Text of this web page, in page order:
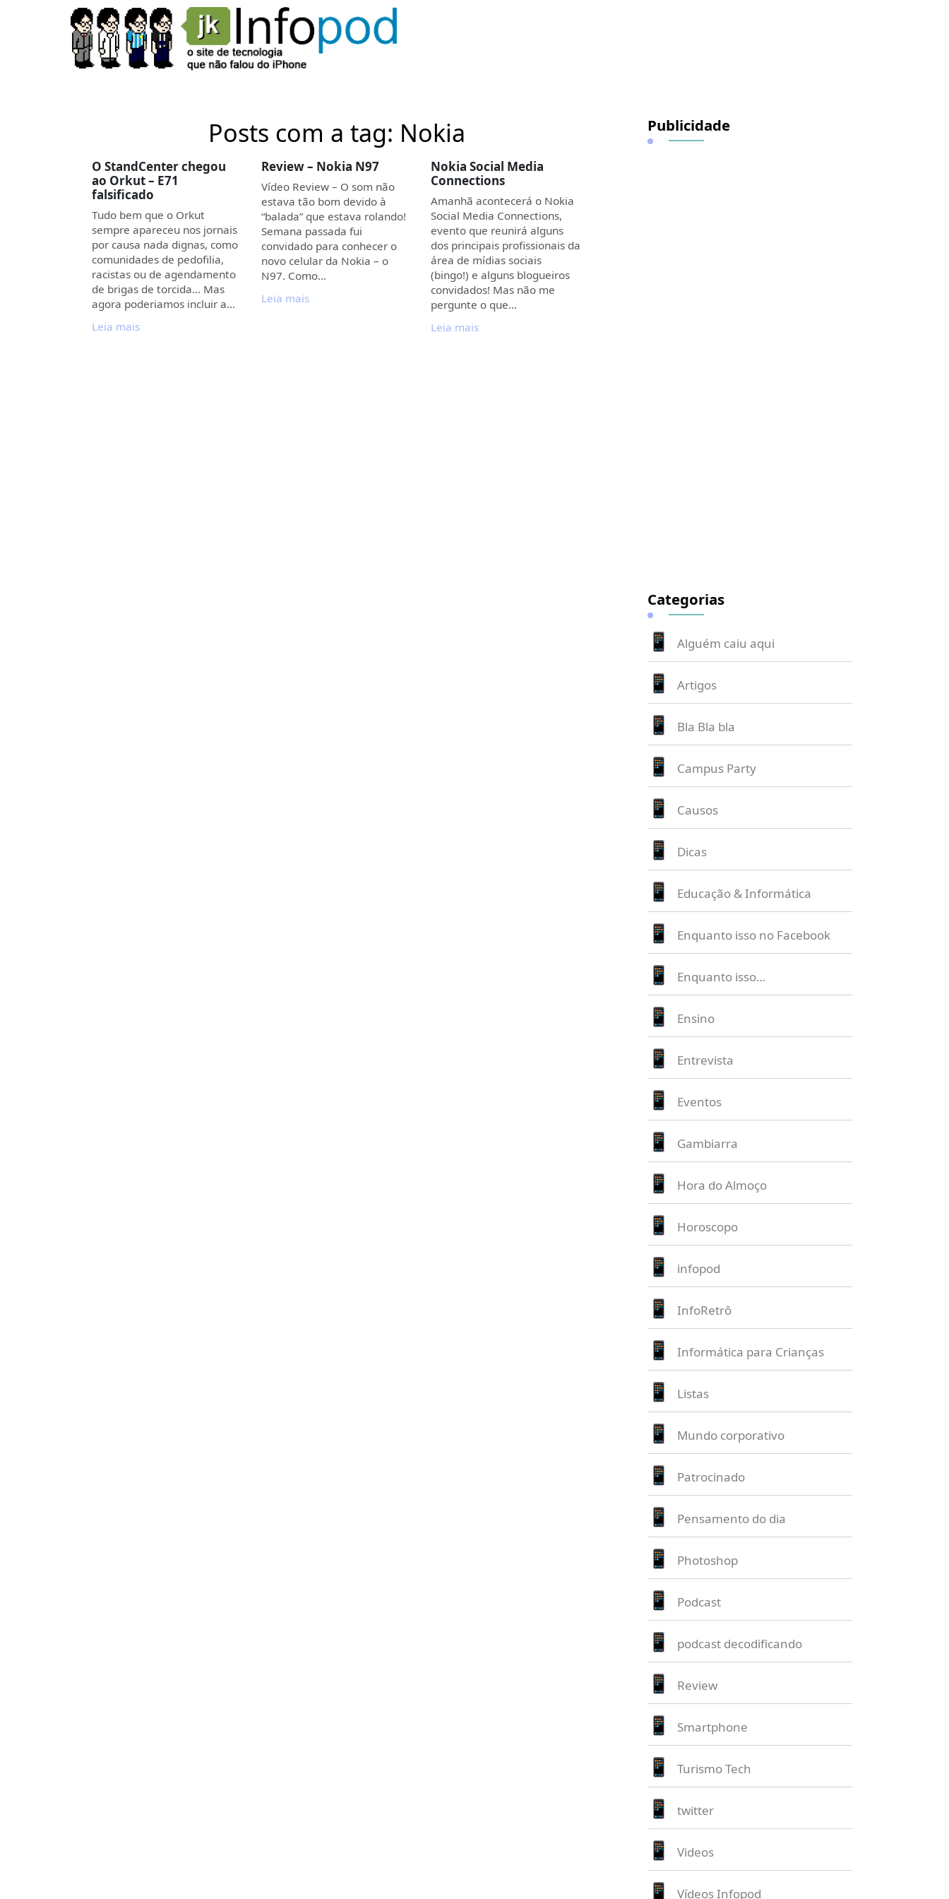
Posts com a tag: Nokia
O StandCenter chegou
ao Orkut – E71
falsificado
Tudo bem que o Orkut
sempre apareceu nos jornais
por causa nada dignas, como
comunidades de pedofilia,
racistas ou de agendamento
de brigas de torcida… Mas
agora poderiamos incluir a…
Leia mais
Review – Nokia N97
Vídeo Review – O som não
estava tão bom devido à
“balada” que estava rolando!
Semana passada fui
convidado para conhecer o
novo celular da Nokia – o
N97. Como…
Leia mais
Nokia Social Media
Connections
Amanhã acontecerá o Nokia
Social Media Connections,
evento que reunirá alguns
dos principais profissionais da
área de mídias sociais
(bingo!) e alguns blogueiros
convidados! Mas não me
pergunte o que…
Leia mais
Publicidade
Categorias
Alguém caiu aqui
Artigos
Bla Bla bla
Campus Party
Causos
Dicas
Educação & Informática
Enquanto isso no Facebook
Enquanto isso…
Ensino
Entrevista
Eventos
Gambiarra
Hora do Almoço
Horoscopo
infopod
InfoRetrô
Informática para Crianças
Listas
Mundo corporativo
Patrocinado
Pensamento do dia
Photoshop
Podcast
podcast decodificando
Review
Smartphone
Turismo Tech
twitter
Videos
Vídeos Infopod